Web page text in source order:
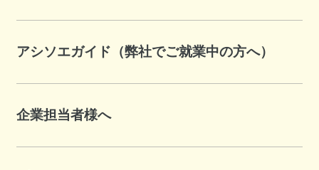
アシソエガイド（弊社でご就業中の方へ）
企業担当者様へ